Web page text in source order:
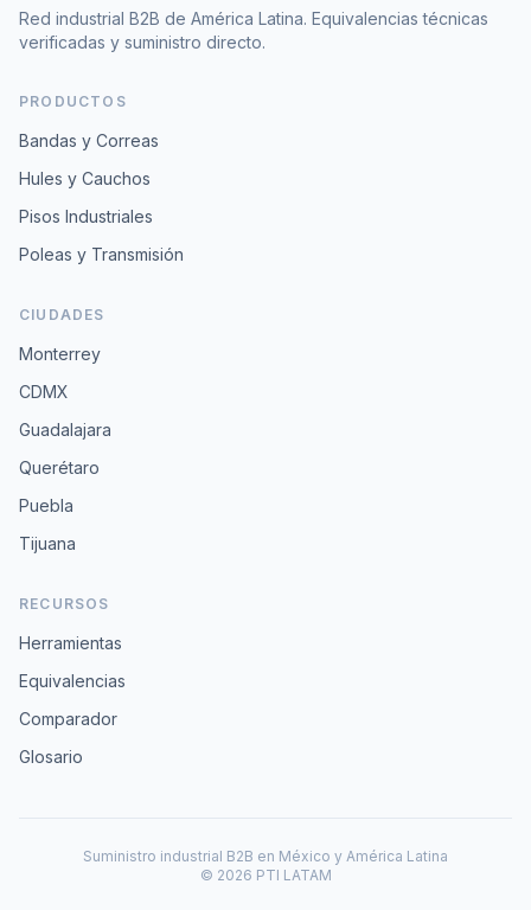
Red industrial B2B de América Latina. Equivalencias técnicas
verificadas y suministro directo.
PRODUCTOS
Bandas y Correas
Hules y Cauchos
Pisos Industriales
Poleas y Transmisión
CIUDADES
Monterrey
CDMX
Guadalajara
Querétaro
Puebla
Tijuana
RECURSOS
Herramientas
Equivalencias
Comparador
Glosario
Suministro industrial B2B en México y América Latina
© 2026 PTI LATAM